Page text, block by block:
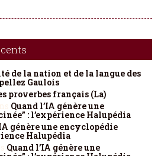
de la nation et de la langue des
Gaulois
proverbes français (La)
Quand l’IA génère une
: l’expérience Halupédia
génère une encyclopédie
Halupédia
Quand l’IA génère une